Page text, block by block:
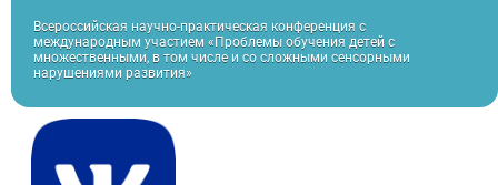
Всероссийская научно-практическая конференция с
международным участием «Проблемы обучения детей с
множественными, в том числе и со сложными сенсорными
нарушениями развития»